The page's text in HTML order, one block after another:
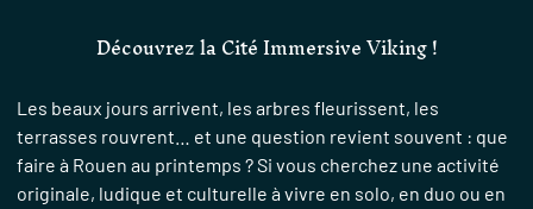
Découvrez la Cité Immersive Viking !
Les beaux jours arrivent, les arbres fleurissent, les
terrasses rouvrent… et une question revient souvent : que
faire à Rouen au printemps ? Si vous cherchez une activité
originale, ludique et culturelle à vivre en solo, en duo ou en